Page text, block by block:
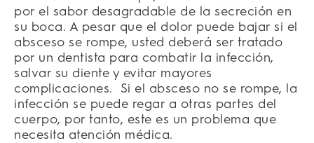
por el sabor desagradable de la secreción en
su boca. A pesar que el dolor puede bajar si el
absceso se rompe, usted deberá ser tratado
por un dentista para combatir la infección,
salvar su diente y evitar mayores
complicaciones.
Si el absceso no se rompe, la
infección se puede regar a otras partes del
cuerpo, por tanto, este es un problema que
necesita atención médica.